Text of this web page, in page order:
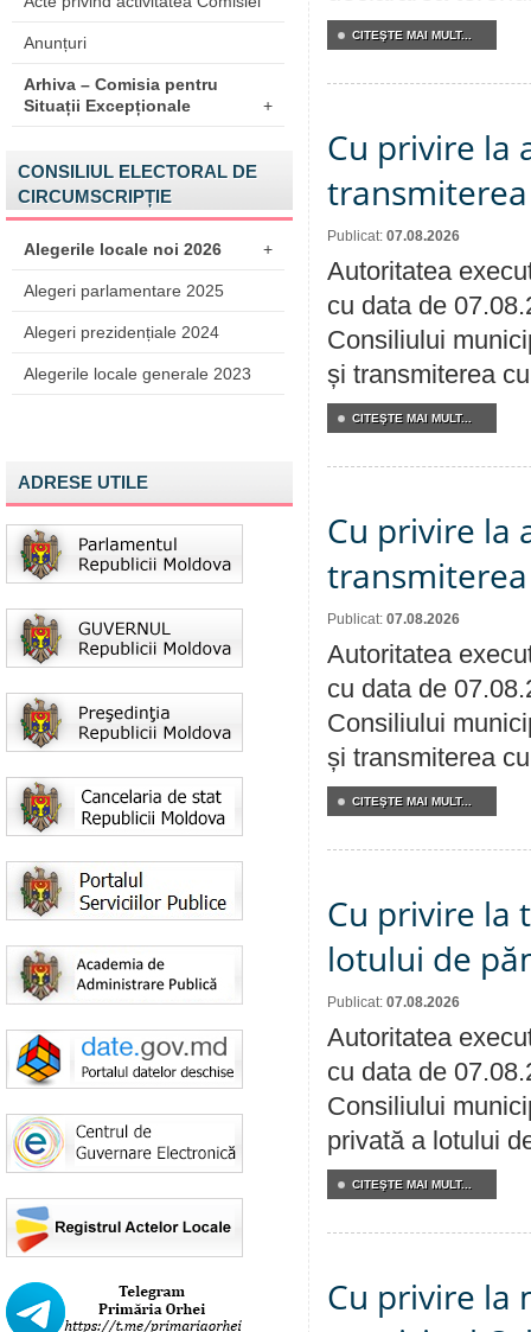
Anunțuri
Arhiva – Comisia pentru
Situații Excepționale
+
CONSILIUL ELECTORAL DE
CIRCUMSCRIPȚIE
Alegerile locale noi 2026 +
Alegeri parlamentare 2025
Alegeri prezidențiale 2024
Alegerile locale generale 2023
ADRESE UTILE
CITEŞTE MAI MULT...
Cu privire la
Publicat: 07.08.2026
Autoritatea
cu data de
Consiliului
și transmiterea
CITEŞTE MAI MULT...
Cu privire la
Publicat: 07.08.2026
Autoritatea
cu data de
Consiliului
și transmiterea
CITEŞTE MAI MULT...
Cu privire la
lotului de
Publicat: 07.08.2026
Autoritatea
cu data de
Consiliului
privată a lotului
CITEŞTE MAI MULT...
Cu privire la